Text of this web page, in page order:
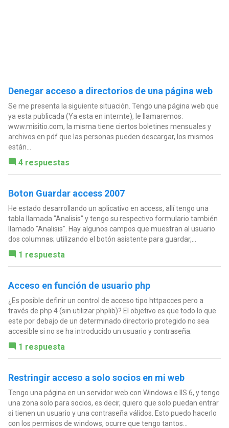
Denegar acceso a directorios de una página web
Se me presenta la siguiente situación. Tengo una página web que
ya esta publicada (Ya esta en internte), le llamaremos:
www.misitio.com, la misma tiene ciertos boletines mensuales y
archivos en pdf que las personas pueden descargar, los mismos
están...
4 respuestas
Boton Guardar access 2007
He estado desarrollando un aplicativo en access, allí tengo una
tabla llamada "Analisis" y tengo su respectivo formulario también
llamado "Analisis". Hay algunos campos que muestran al usuario
dos columnas; utilizando el botón asistente para guardar,...
1 respuesta
Acceso en función de usuario php
¿Es posible definir un control de acceso tipo httpacces pero a
través de php 4 (sin utilizar phplib)? El objetivo es que todo lo que
este por debajo de un determinado directorio protegido no sea
accesible si no se ha introducido un usuario y contraseña.
1 respuesta
Restringir acceso a solo socios en mi web
Tengo una página en un servidor web con Windows e IIS 6, y tengo
una zona solo para socios, es decir, quiero que solo puedan entrar
si tienen un usuario y una contraseña válidos. Esto puedo hacerlo
con los permisos de windows, ocurre que tengo tantos...